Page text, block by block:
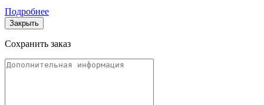
Подробнее
Закрыть
Сохранить заказ